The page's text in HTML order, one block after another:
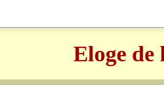
Eloge